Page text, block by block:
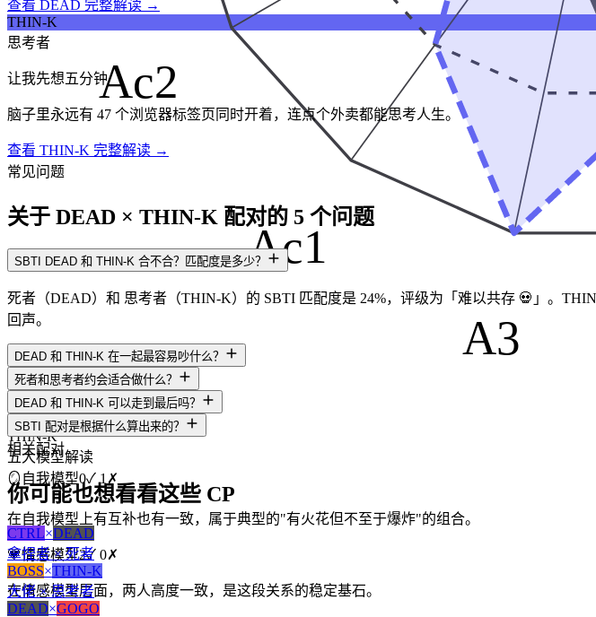
A3
Ac1
Ac2
DEAD
THIN-K
五大模型解读
🪞自我模型0✓1 ✗
在自我模型上有互补也有一致，属于典型的"有火花但不至于爆炸"的组合。
💗情感模型2✓ 0✗
在情感模型层面，两人高度一致，是这段关系的稳定基石。
查看 DEAD 完整解读 →
THIN-K
思考者
让我先想五分钟
脑子里永远有 47 个浏览器标签页同时开着，连点个外卖都能思考人生。
查看 THIN-K 完整解读 →
常见问题
关于 DEAD × THIN-K 配对的 5 个问题
SBTI DEAD 和 THIN-K 合不合？匹配度是多少？
死者（DEAD）和 思考者（THIN-K）的 SBTI 匹配度是 24%，评级为「难以共存 💀」。
回声。
DEAD 和 THIN-K 在一起最容易吵什么？
死者和思考者约会适合做什么？
DEAD 和 THIN-K 可以走到最后吗？
SBTI 配对是根据什么算出来的？
相关配对
你可能也想看看这些 CP
CTRL×DEAD
拿捏者 × 死者
BOSS×THIN-K
大佬 × 思考者
DEAD×GOGO